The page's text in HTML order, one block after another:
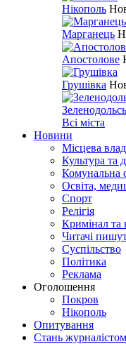
Нікополь
Марганець
Апостолове
Грушівка
Всі міста
Новини
Місцева
Культура та
Комунальна
Освіта,
Спорт
Релігія
Кримінал та
Читачі
Суспільство
Політика
Реклама
Оголошення
Покров
Нікополь
Опитування
Стань журналістом